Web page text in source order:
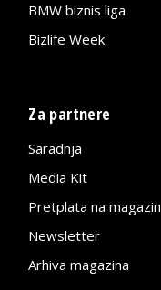
BMW biznis liga
Bizlife Week
Za partnere
Saradnja
Media Kit
Pretplata na magazin
Newsletter
Arhiva magazina